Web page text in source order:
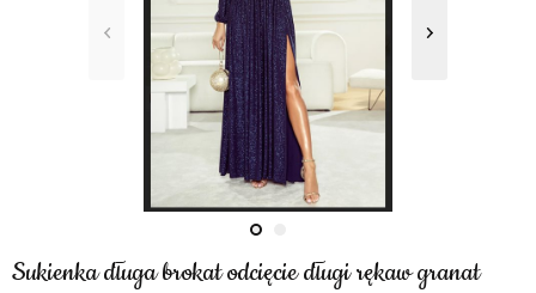
Sukienka długa brokat odcięcie długi rękaw granat